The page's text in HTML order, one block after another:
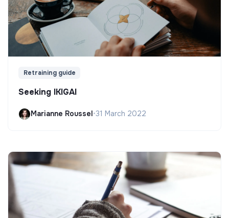
Retraining guide
Seeking IKIGAI
Marianne Roussel •31 March 2022